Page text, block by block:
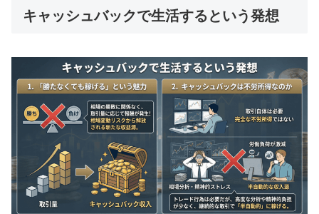
キャッシュバックで生活するという発想